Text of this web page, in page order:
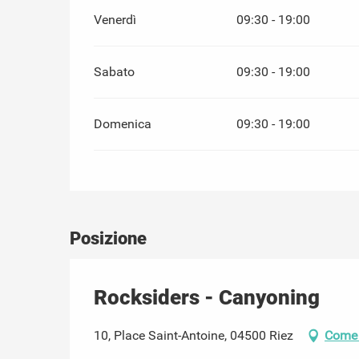
Venerdì 09:30 - 19:00
Sabato 09:30 - 19:00
Domenica 09:30 - 19:00
Posizione
Rocksiders - Canyoning
10, Place Saint-Antoine, 04500 Riez